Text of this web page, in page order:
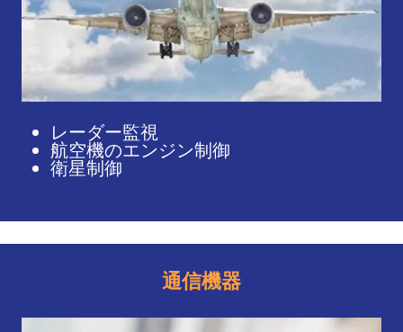
レーダー監視
航空機のエンジン制御
衛星制御
通信機器